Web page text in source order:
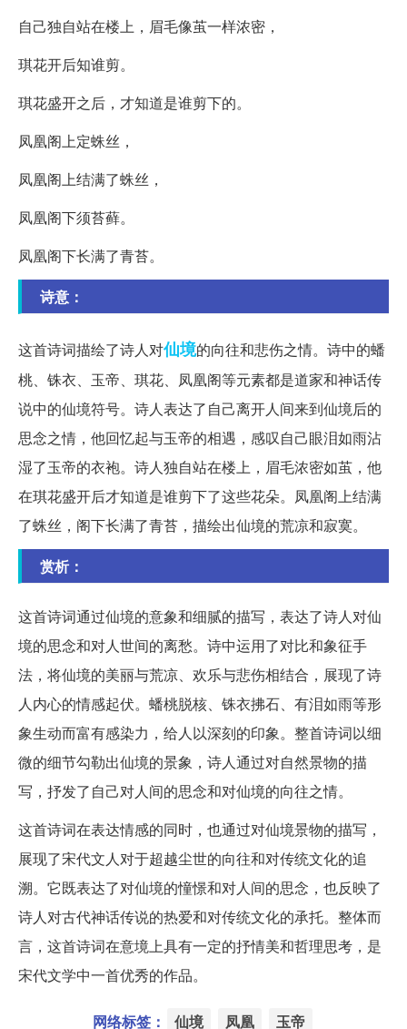
自己独自站在楼上，眉毛像茧一样浓密，
琪花开后知谁剪。
琪花盛开之后，才知道是谁剪下的。
凤凰阁上定蛛丝，
凤凰阁上结满了蛛丝，
凤凰阁下须苔藓。
凤凰阁下长满了青苔。
诗意：
这首诗词描绘了诗人对仙境的向往和悲伤之情。诗中的蟠
桃、铢衣、玉帝、琪花、凤凰阁等元素都是道家和神话传
说中的仙境符号。诗人表达了自己离开人间来到仙境后的
思念之情，他回忆起与玉帝的相遇，感叹自己眼泪如雨沾
湿了玉帝的衣袍。诗人独自站在楼上，眉毛浓密如茧，他
在琪花盛开后才知道是谁剪下了这些花朵。凤凰阁上结满
了蛛丝，阁下长满了青苔，描绘出仙境的荒凉和寂寞。
赏析：
这首诗词通过仙境的意象和细腻的描写，表达了诗人对仙
境的思念和对人世间的离愁。诗中运用了对比和象征手
法，将仙境的美丽与荒凉、欢乐与悲伤相结合，展现了诗
人内心的情感起伏。蟠桃脱核、铢衣拂石、有泪如雨等形
象生动而富有感染力，给人以深刻的印象。整首诗词以细
微的细节勾勒出仙境的景象，诗人通过对自然景物的描
写，抒发了自己对人间的思念和对仙境的向往之情。
这首诗词在表达情感的同时，也通过对仙境景物的描写，
展现了宋代文人对于超越尘世的向往和对传统文化的追
溯。它既表达了对仙境的憧憬和对人间的思念，也反映了
诗人对古代神话传说的热爱和对传统文化的承托。整体而
言，这首诗词在意境上具有一定的抒情美和哲理思考，是
宋代文学中一首优秀的作品。
网络标签： 仙境 凤凰 玉帝